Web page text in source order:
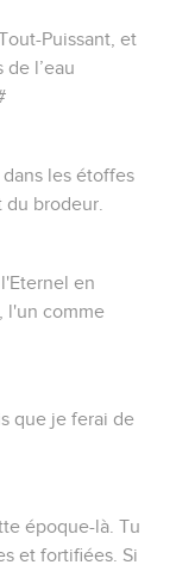
Puissant, et
l’eau
les étoffes
brodeur.
en
l'un comme
que je ferai de
époque-là. Tu
et fortifiées. Si